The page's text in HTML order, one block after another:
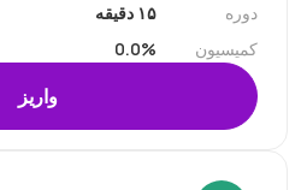
دوره
۱۵ دقیقه
کمیسیون
0.0%
واریز